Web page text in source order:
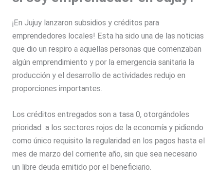
¡En Jujuy lanzaron subsidios y créditos para
emprendedores locales! Esta ha sido una de las noticias
que dio un respiro a aquellas personas que comenzaban
algún emprendimiento y por la emergencia sanitaria la
producción y el desarrollo de actividades redujo en
proporciones importantes.
Los créditosentregados son a tasa 0,otorgándoles
prioridad a los sectores rojos de la economía y pidiendo
como único requisito la regularidad en los pagos hasta el
mes de marzo del corriente año, sin que sea necesario
un libre deuda emitido por el beneficiario.